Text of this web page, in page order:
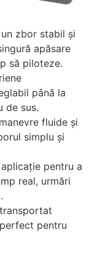
zbor stabil și
apăsare
să piloteze.
până la
de sus.
fluide și
simplu și
pentru a
real, urmări
pentru